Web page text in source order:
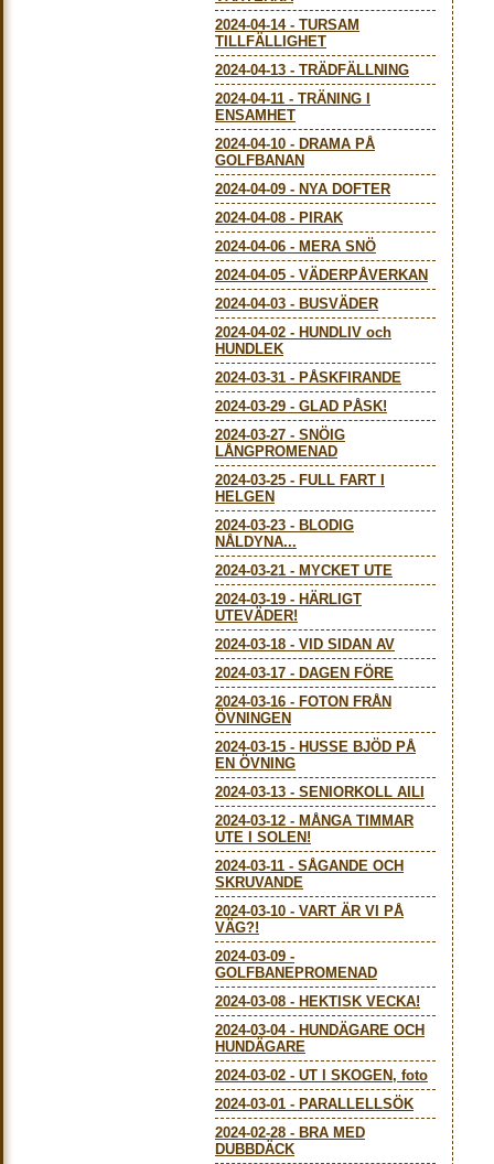
2024-04-14- TURSAM
TILLFÄLLIGHET
2024-04-13 - TRÄDFÄLLNING
2024-04-11 - TRÄNING I
ENSAMHET
2024-04-10 - DRAMA PÅ
GOLFBANAN
2024-04-09 - NYA DOFTER
2024-04-08 - PIRAK
2024-04-06 - MERA SNÖ
2024-04-05 - VÄDERPÅVERKAN
2024-04-03 - BUSVÄDER
2024-04-02 - HUNDLIV och
HUNDLEK
2024-03-31 - PÅSKFIRANDE
2024-03-29 - GLAD PÅSK!
2024-03-27 - SNÖIG
LÅNGPROMENAD
2024-03-25 - FULL FART I
HELGEN
2024-03-23 - BLODIG
NÅLDYNA...
2024-03-21 - MYCKET UTE
2024-03-19 - HÄRLIGT
UTEVÄDER!
2024-03-18 - VID SIDAN AV
2024-03-17 - DAGEN FÖRE
2024-03-16 - FOTON FRÅN
ÖVNINGEN
2024-03-15 - HUSSE BJÖD PÅ
EN ÖVNING
2024-03-13 - SENIORKOLL AILI
2024-03-12 - MÅNGA TIMMAR
UTE I SOLEN!
2024-03-11 - SÅGANDE OCH
SKRUVANDE
2024-03-10 - VART ÄR VI PÅ
VÄG?!
2024-03-09 -
GOLFBANEPROMENAD
2024-03-08 - HEKTISK VECKA!
2024-03-04- HUNDÄGARE OCH
HUNDÄGARE
2024-03-02 - UT I SKOGEN, foto
2024-03-01 - PARALLELLSÖK
2024-02-28 - BRA MED
DUBBDÄCK